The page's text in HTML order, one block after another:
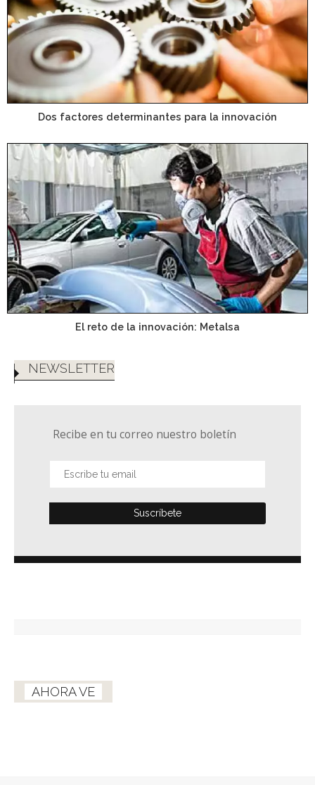
Dos factores determinantes para la innovación
El reto de la innovación: Metalsa
NEWSLETTER
Recibe en tu correo nuestro boletín
AHORA VE